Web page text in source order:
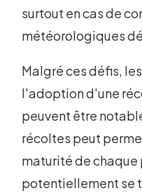
surtout en cas de
météorologiques
Malgré ces défis,
l'adoption d'une
peuvent être
récoltes peut
maturité de
potentiellement se